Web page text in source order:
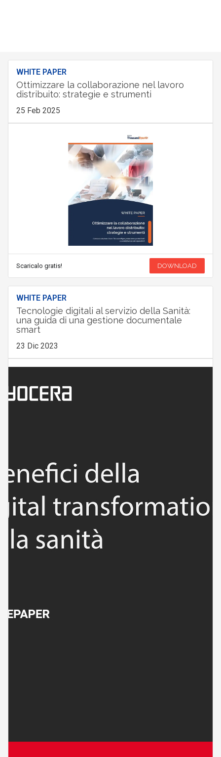
WHITE PAPER
Ottimizzare la collaborazione nel lavoro
distribuito: strategie e strumenti
25 Feb 2025
Scaricalo gratis! DOWNLOAD
WHITE PAPER
Tecnologie digitali al servizio della Sanità:
una guida di una gestione documentale
smart
23 Dic 2023